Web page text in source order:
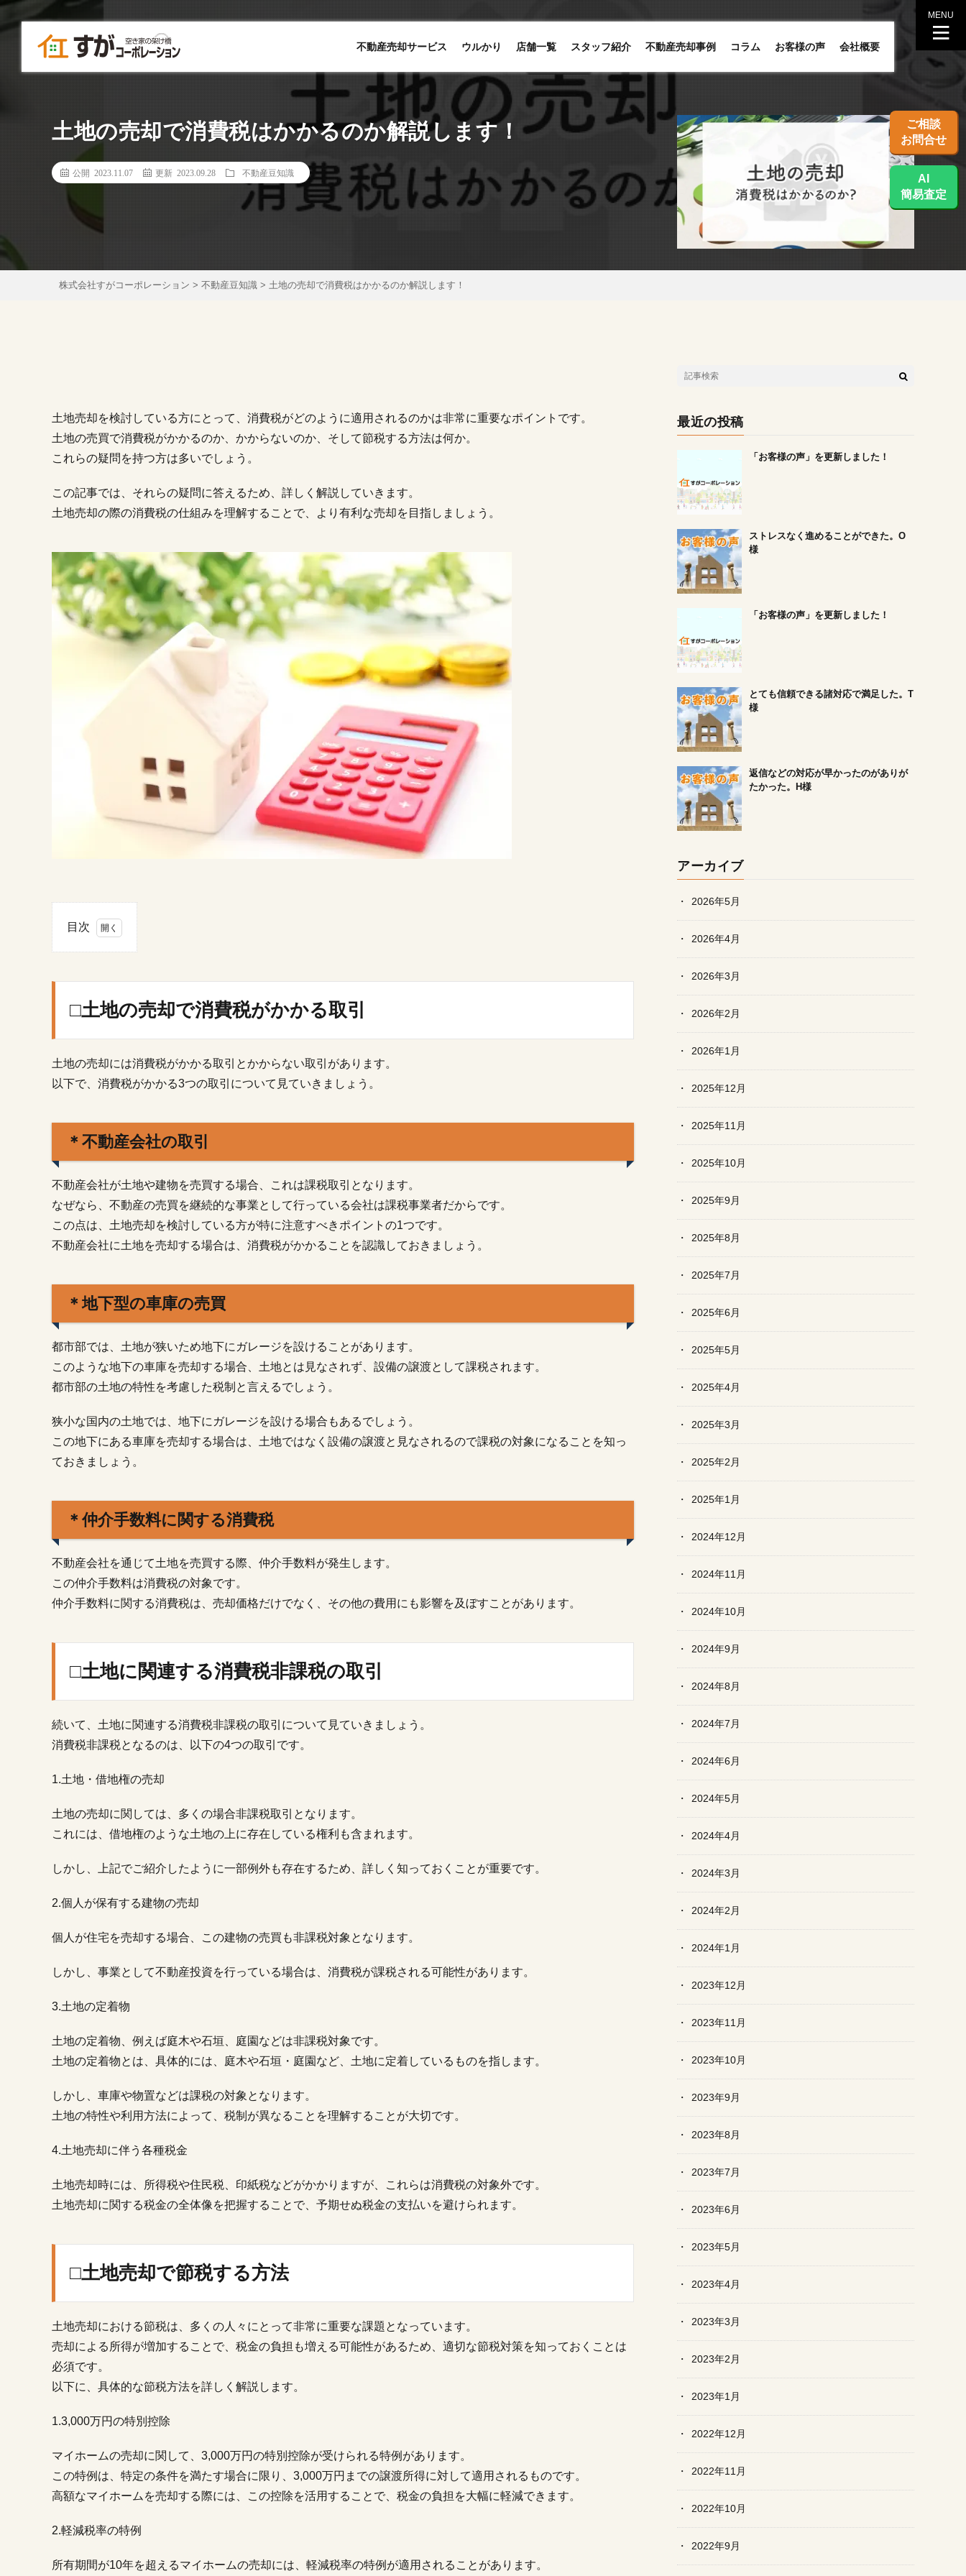
不動産売却サービス ウルかり 店舗一覧 スタッフ紹介 不動産売却事例 コラム お客様の声 会社概要
MENU
土地の売却で消費税はかかるのか解説します！
公開 2023.11.07 更新 2023.09.28 不動産豆知識
株式会社すがコーポレーション > 不動産豆知識 > 土地の売却で消費税はかかるのか解説します！
土地売却を検討している方にとって、消費税がどのように適用されるのかは非常に重要なポイントです。
土地の売買で消費税がかかるのか、かからないのか、そして節税する方法は何か。
これらの疑問を持つ方は多いでしょう。
この記事では、それらの疑問に答えるため、詳しく解説していきます。
土地売却の際の消費税の仕組みを理解することで、より有利な売却を目指しましょう。
目次
1.
地
売
消
税
か
取
引
1.1.
＊不
会社
1.2.
＊地
の車
庫の
売買
＊仲
介手
に関
税
地
に
関
る
非
課
の
引
□土
地
却
税
る
法
□ま
め
□土地の売却で消費税がかかる取引
土地の売却には消費税がかかる取引とかからない取引があります。
以下で、消費税がかかる3つの取引について見ていきましょう。
＊不動産会社の取引
不動産会社が土地や建物を売買する場合、これは課税取引となります。
なぜなら、不動産の売買を継続的な事業として行っている会社は課税事業者だからです。
この点は、土地売却を検討している方が特に注意すべきポイントの1つです。
不動産会社に土地を売却する場合は、消費税がかかることを認識しておきましょう。
＊地下型の車庫の売買
都市部では、土地が狭いため地下にガレージを設けることがあります。
このような地下の車庫を売却する場合、土地とは見なされず、設備の譲渡として課税されます。
都市部の土地の特性を考慮した税制と言えるでしょう。
狭小な国内の土地では、地下にガレージを設ける場合もあるでしょう。
この地下にある車庫を売却する場合は、土地ではなく設備の譲渡と見なされるので課税の対象になることを知っ
ておきましょう。
＊仲介手数料に関する消費税
不動産会社を通じて土地を売買する際、仲介手数料が発生します。
この仲介手数料は消費税の対象です。
仲介手数料に関する消費税は、売却価格だけでなく、その他の費用にも影響を及ぼすことがあります。
□土地に関連する消費税非課税の取引
続いて、土地に関連する消費税非課税の取引について見ていきましょう。
消費税非課税となるのは、以下の4つの取引です。
1.土地・借地権の売却
土地の売却に関しては、多くの場合非課税取引となります。
これには、借地権のような土地の上に存在している権利も含まれます。
しかし、上記でご紹介したように一部例外も存在するため、詳しく知っておくことが重要です。
2.個人が保有する建物の売却
個人が住宅を売却する場合、この建物の売買も非課税対象となります。
しかし、事業として不動産投資を行っている場合は、消費税が課税される可能性があります。
3.土地の定着物
土地の定着物、例えば庭木や石垣、庭園などは非課税対象です。
土地の定着物とは、具体的には、庭木や石垣・庭園など、土地に定着しているものを指します。
しかし、車庫や物置などは課税の対象となります。
土地の特性や利用方法によって、税制が異なることを理解することが大切です。
4.土地売却に伴う各種税金
土地売却時には、所得税や住民税、印紙税などがかかりますが、これらは消費税の対象外です。
土地売却に関する税金の全体像を把握することで、予期せぬ税金の支払いを避けられます。
□土地売却で節税する方法
土地売却における節税は、多くの人々にとって非常に重要な課題となっています。
売却による所得が増加することで、税金の負担も増える可能性があるため、適切な節税対策を知っておくことは
必須です。
以下に、具体的な節税方法を詳しく解説します。
1.3,000万円の特別控除
マイホームの売却に関して、3,000万円の特別控除が受けられる特例があります。
この特例は、特定の条件を満たす場合に限り、3,000万円までの譲渡所得に対して適用されるものです。
高額なマイホームを売却する際には、この控除を活用することで、税金の負担を大幅に軽減できます。
2.軽減税率の特例
所有期間が10年を超えるマイホームの売却には、軽減税率の特例が適用されることがあります。
最近の投稿
「お客様の声」を更新しました！
ストレスなく進めることができた。O
様
「お客様の声」を更新しました！
とても信頼できる諸対応で満足した。T
様
返信などの対応が早かったのがありが
たかった。H様
アーカイブ
2026年5月
2026年4月
2026年3月
2026年2月
2026年1月
2025年12月
2025年11月
2025年10月
2025年9月
2025年8月
2025年7月
2025年6月
2025年5月
2025年4月
2025年3月
2025年2月
2025年1月
2024年12月
2024年11月
2024年10月
2024年9月
2024年8月
2024年7月
2024年6月
2024年5月
2024年4月
2024年3月
2024年2月
2024年1月
2023年12月
2023年11月
2023年10月
2023年9月
2023年8月
2023年7月
2023年6月
2023年5月
2023年4月
2023年3月
2023年2月
2023年1月
2022年12月
2022年11月
2022年10月
2022年9月
ご相談
お問合せ
AI
簡易査定